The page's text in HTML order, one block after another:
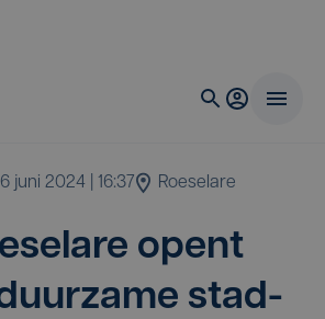
juni 2024 | 16:37 Roeselare
opent
stad­